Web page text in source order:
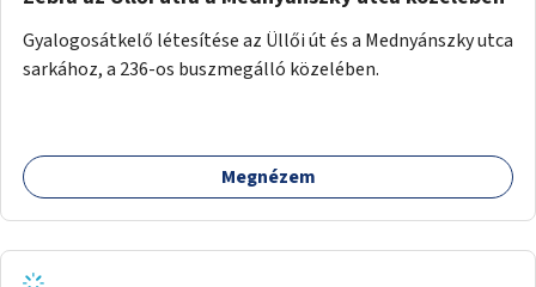
Gyalogosátkelő létesítése az Üllői út és a Mednyánszky utca
sarkához, a 236-os buszmegálló közelében.
Megnézem